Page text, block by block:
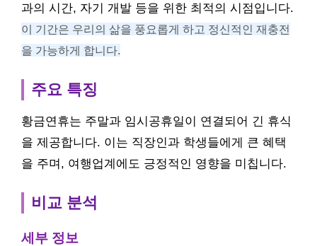
과의 시간, 자기 개발 등을 위한 최적의 시점입니다.
이 기간은 우리의 삶을 풍요롭게 하고 정신적인 재충전
을 가능하게 합니다.
주요 특징
황금연휴는 주말과 임시공휴일이 연결되어 긴 휴식
을 제공합니다. 이는 직장인과 학생들에게 큰 혜택
을 주며, 여행업계에도 긍정적인 영향을 미칩니다.
비교 분석
세부 정보